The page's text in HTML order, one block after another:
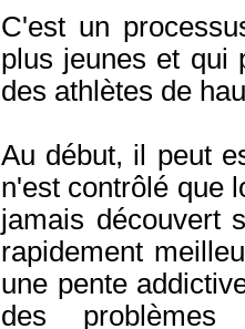
C'est un
plus jeunes et qui
des athlètes de
Au début, il peut
n'est contrôlé que
jamais découvert
rapidement
une pente
des